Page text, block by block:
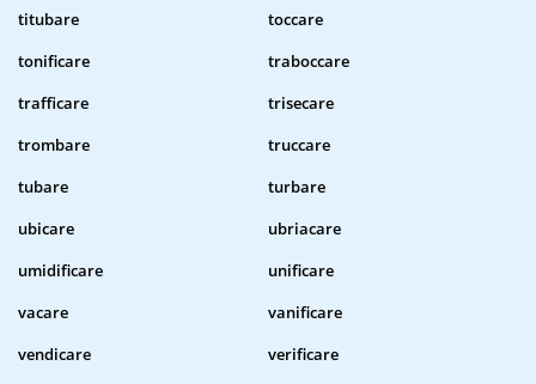
titubare
toccare
tonificare
traboccare
trafficare
trisecare
trombare
truccare
tubare
turbare
ubicare
ubriacare
umidificare
unificare
vacare
vanificare
vendicare
verificare